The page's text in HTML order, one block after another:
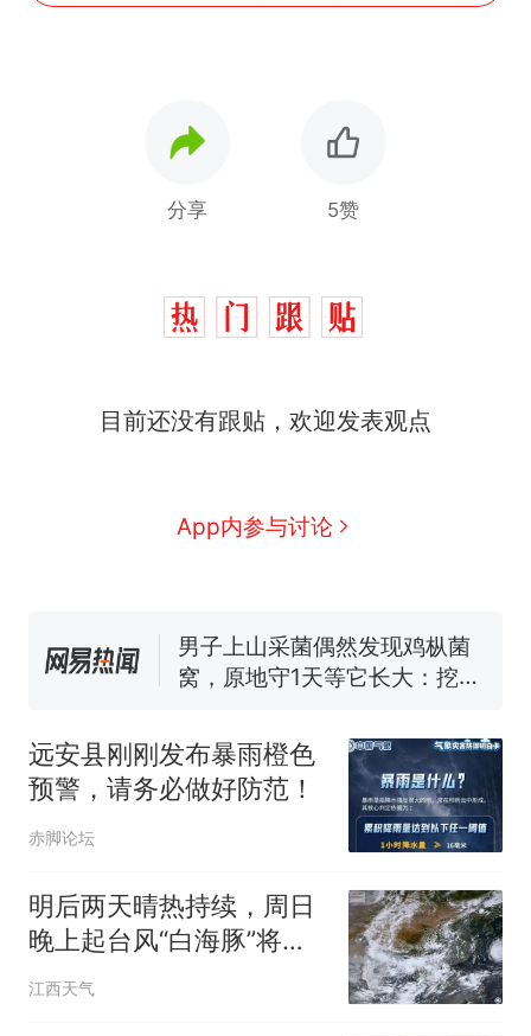
分享 5赞
目前还没有跟贴，欢迎发表观点
App内参与讨论
新 费大厨“全国小炒肉大王”称
窝，原地守1天等它长大：挖了
140多朵
美国渔民钓获鲨鱼徒手将其拽
笔试第一被第二名传话劝弃考
官方通报
惊艳！字都飘起来了 博主在田
间创作“悬浮字” 网友：真·裸眼
制裁瓜子饺子，美国怕什
么？
远安县刚刚发布暴雨橙色
预警，请务必做好防范！
赤脚论坛
明后两天晴热持续，周日
晚上起台风“白海豚”将影
响江西
江西天气